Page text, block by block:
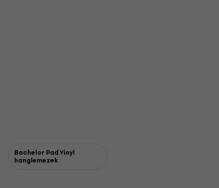
Bachelor Pad Vinyl
hanglemezek